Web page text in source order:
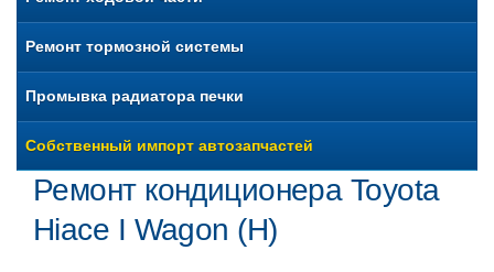
Ремонт тормозной системы
Промывка радиатора печки
Собственный импорт автозапчастей
Ремонт кондиционера Toyota
Hiace I Wagon (H)